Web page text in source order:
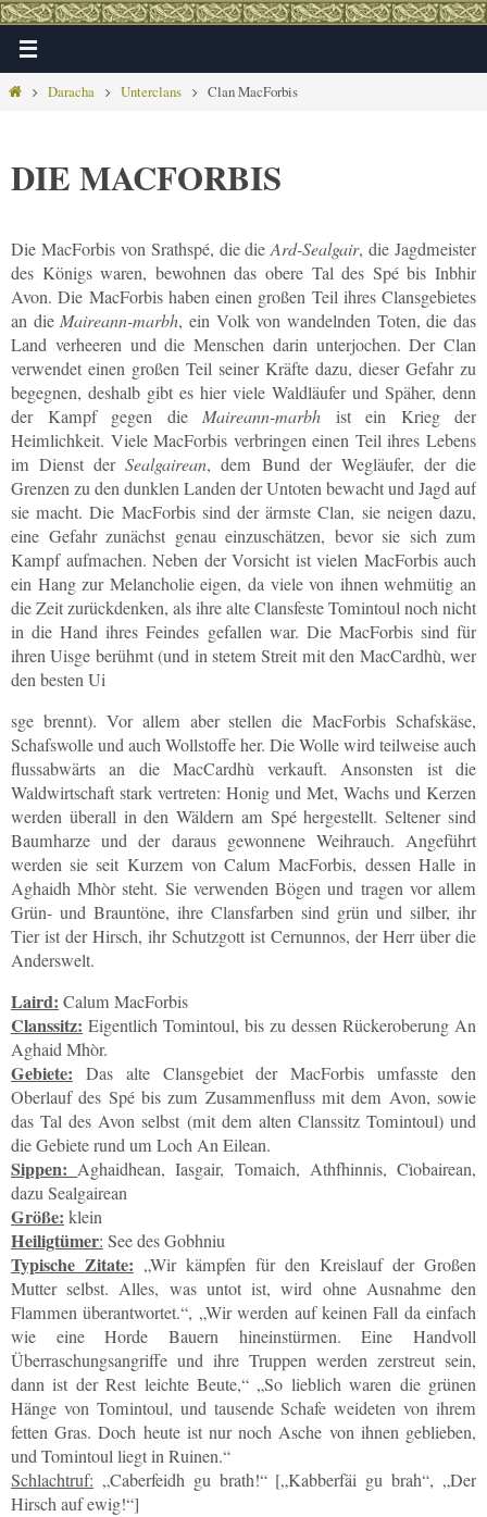
Zum
Inhalt
springen
HomeDaracha Unterclans Clan MacForbis
DIE MACFORBIS
Die MacForbis von Srathspé, die dieArd-Sealgair, die Jagdmeister
des Königs waren, bewohnen das obere Tal des Spé bis Inbhir
Avon. Die MacForbis haben einen großen Teil ihres Clansgebietes
an dieMaireann-marbh, ein Volk von wandelnden Toten, die das
Land verheeren und die Menschen darin unterjochen. Der Clan
verwendet einen großen Teil seiner Kräfte dazu, dieser Gefahr zu
begegnen, deshalb gibt es hier viele Waldläufer und Späher, denn
der Kampf gegen die Maireann-marbh ist ein Krieg der
Heimlichkeit. Viele MacForbis verbringen einen Teil ihres Lebens
im Dienst derSealgairean, dem Bund der Wegläufer, der die
Grenzen zu den dunklen Landen der Untoten bewacht und Jagd auf
sie macht. Die MacForbis sind der ärmste Clan, sie neigen dazu,
eine Gefahr zunächst genau einzuschätzen, bevor sie sich zum
Kampf aufmachen. Neben der Vorsicht ist vielen MacForbis auch
ein Hang zur Melancholie eigen, da viele von ihnen wehmütig an
die Zeit zurückdenken, als ihre alte Clansfeste Tomintoul noch nicht
in die Hand ihres Feindes gefallen war. Die MacForbis sind für
ihren Uisge berühmt (und in stetem Streit mit den MacCardhù, wer
den besten Ui
sge brennt). Vor allem aber stellen die MacForbis Schafskäse,
Schafswolle und auch Wollstoffe her. Die Wolle wird teilweise auch
flussabwärts an die MacCardhù verkauft. Ansonsten ist die
Waldwirtschaft stark vertreten: Honig und Met, Wachs und Kerzen
werden überall in den Wäldern am Spé hergestellt. Seltener sind
Baumharze und der daraus gewonnene Weihrauch. Angeführt
werden sie seit Kurzem von Calum MacForbis, dessen Halle in
Aghaidh Mhòr steht. Sie verwenden Bögen und tragen vor allem
Grün- und Brauntöne, ihre Clansfarben sind grün und silber, ihr
Tier ist der Hirsch, ihr Schutzgott ist Cernunnos, der Herr über die
Anderswelt.
Laird: Calum MacForbis
Clanssitz: Eigentlich Tomintoul, bis zu dessen Rückeroberung An
Aghaid Mhòr.
Gebiete: Das alte Clansgebiet der MacForbis umfasste den
Oberlauf des Spé bis zum Zusammenfluss mit dem Avon, sowie
das Tal des Avon selbst (mit dem alten Clanssitz Tomintoul) und
die Gebiete rund um Loch An Eilean.
Sippen:Aghaidhean, Iasgair, Tomaich, Athfhinnis, Cìobairean,
dazu Sealgairean
Größe: klein
Heiligtümer: See des Gobhniu
Typische Zitate: „Wir kämpfen für den Kreislauf der Großen
Mutter selbst. Alles, was untot ist, wird ohne Ausnahme den
Flammen überantwortet.“, „Wir werden auf keinen Fall da einfach
wie eine Horde Bauern hineinstürmen. Eine Handvoll
Überraschungsangriffe und ihre Truppen werden zerstreut sein,
dann ist der Rest leichte Beute,“ „So lieblich waren die grünen
Hänge von Tomintoul, und tausende Schafe weideten von ihrem
fetten Gras. Doch heute ist nur noch Asche von ihnen geblieben,
und Tomintoul liegt in Ruinen.“
Schlachtruf: „Caberfeidh gu brath!“ [„Kabberfäi gu brah“, „Der
Hirsch auf ewig!“]